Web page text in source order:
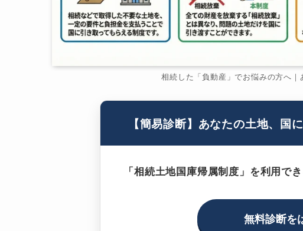
相続した「負動産」でお悩みの方へ
【簡易診断】あなたの土地、国
「相続土地国庫帰属制度」を利用で
無料診断を